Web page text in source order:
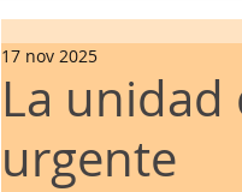
La unidad
urgente
17 nov 2025